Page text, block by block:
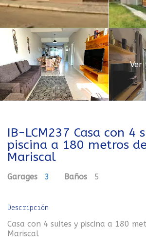
Ver
IB-LCM237 Casa con 4
piscina a 180 metros
Mariscal
Garages 3 Baños 5
Descripción
Casa con 4 suites y piscina a 180
Mariscal